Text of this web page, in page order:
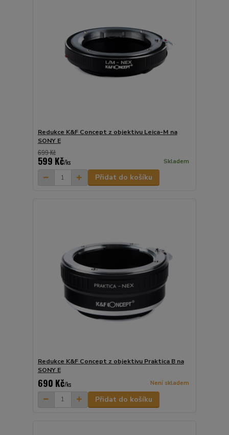
Redukce K&F Concept z objektivu Leica-M na
SONY E
699 Kč
599 Kč/ks Skladem
Přidat do košíku
Redukce K&F Concept z objektivu Praktica B na
SONY E
690 Kč/ks Není skladem
Přidat do košíku